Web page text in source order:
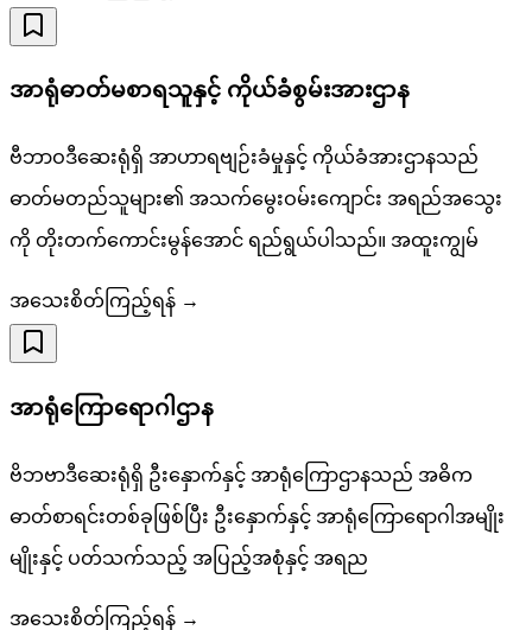
အာရုံဓာတ်မစာရသူနှင့် ကိုယ်ခံစွမ်းအားဌာန
ဗီဘာဝဒီဆေးရုံရှိ အာဟာရဗျဉ်းခံမှုနှင့် ကိုယ်ခံအားဌာနသည်
ဓာတ်မတည်သူများ၏ အသက်မွေးဝမ်းကျောင်း အရည်အသွေး
ကို တိုးတက်ကောင်းမွန်အောင် ရည်ရွယ်ပါသည်။ အထူးကျွမ်
အသေးစိတ်ကြည့်ရန် →
အာရုံကြောရောဂါဌာန
ဗိဘဗာဒီဆေးရုံရှိ ဦးနှောက်နှင့် အာရုံကြောဌာနသည် အဓိက
ဓာတ်စာရင်းတစ်ခုဖြစ်ပြီး ဦးနှောက်နှင့် အာရုံကြောရောဂါအမျိုး
မျိုးနှင့် ပတ်သက်သည့် အပြည့်အစုံနှင့် အရည
အသေးစိတ်ကြည့်ရန် →